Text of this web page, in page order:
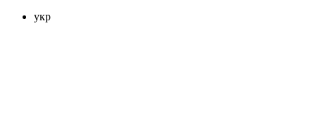
укр